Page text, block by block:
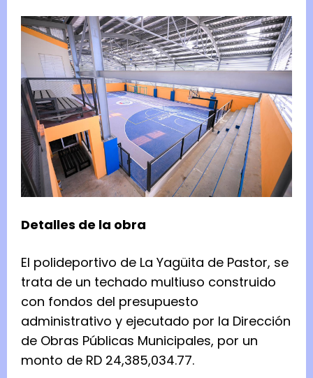
Detalles de la obra
El polideportivo de La Yagüita de Pastor, se
trata de un techado multiuso construido
con fondos del presupuesto
administrativo y ejecutado por la Dirección
de Obras Públicas Municipales, por un
monto de RD 24,385,034.77.